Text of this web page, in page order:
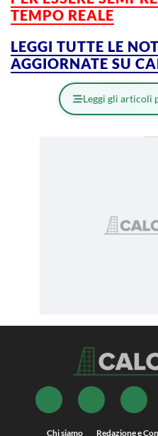
TEMPO REALE
LEGGI TUTTE LE
AGGIORNATE SU
Leggi gli articoli
Chi siamo Redazione e